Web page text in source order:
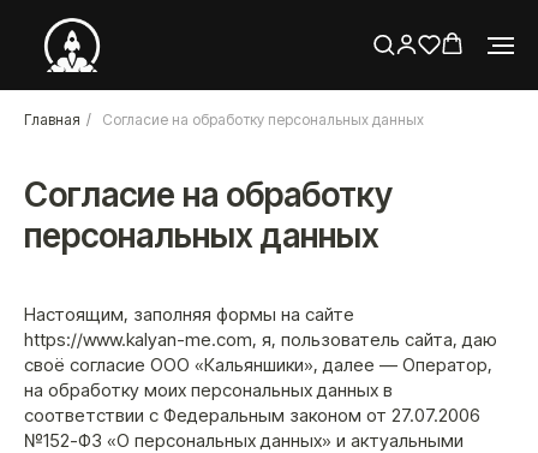
Главная / Согласие на обработку персональных данных
Согласие на обработку
персональных данных
Настоящим, заполняя формы на сайте
https://www.kalyan-me.com, я, пользователь сайта, даю
своё согласие ООО «Кальяншики», далее — Оператор,
на обработку моих персональных данных в
соответствии с Федеральным законом от 27.07.2006
№152-ФЗ «О персональных данных» и актуальными